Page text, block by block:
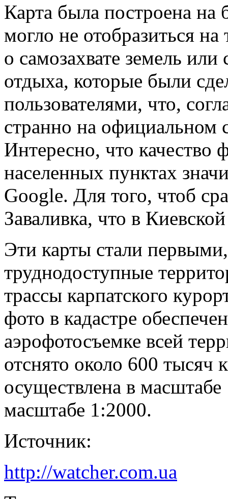
Карта была построена на
могло не отобразиться
о самозахвате земель или
отдыха, которые были
пользователями, что,
странно на официальном
Интересно, что качество
населенных пунктах
Google. Для того, чтоб
Заваливка, что в
Эти карты стали
труднодоступные
трассы карпатского
фото в кадастре
аэрофотосъемке всей
отснято около 600 тысяч
осуществлена в
масштабе 1:2000.
Источник:
http://watcher.com.ua